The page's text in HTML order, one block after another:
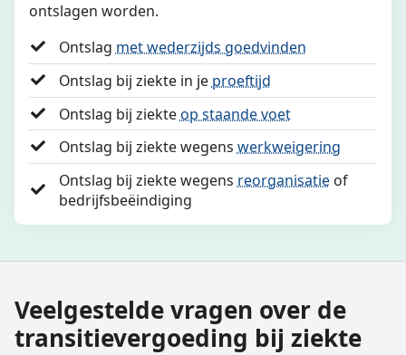
ontslagen worden.
Ontslag met wederzijds goedvinden
Ontslag bij ziekte in je proeftijd
Ontslag bij ziekteop staande voet
Ontslag bij ziekte wegens werkweigering
Ontslag bij ziekte wegens reorganisatieof
bedrijfsbeëindiging
Veelgestelde vragen over de
transitievergoeding bij ziekte